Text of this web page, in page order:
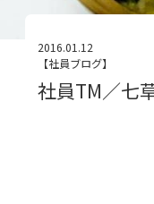
2016.01.12
【社員ブログ】
社員TM／七